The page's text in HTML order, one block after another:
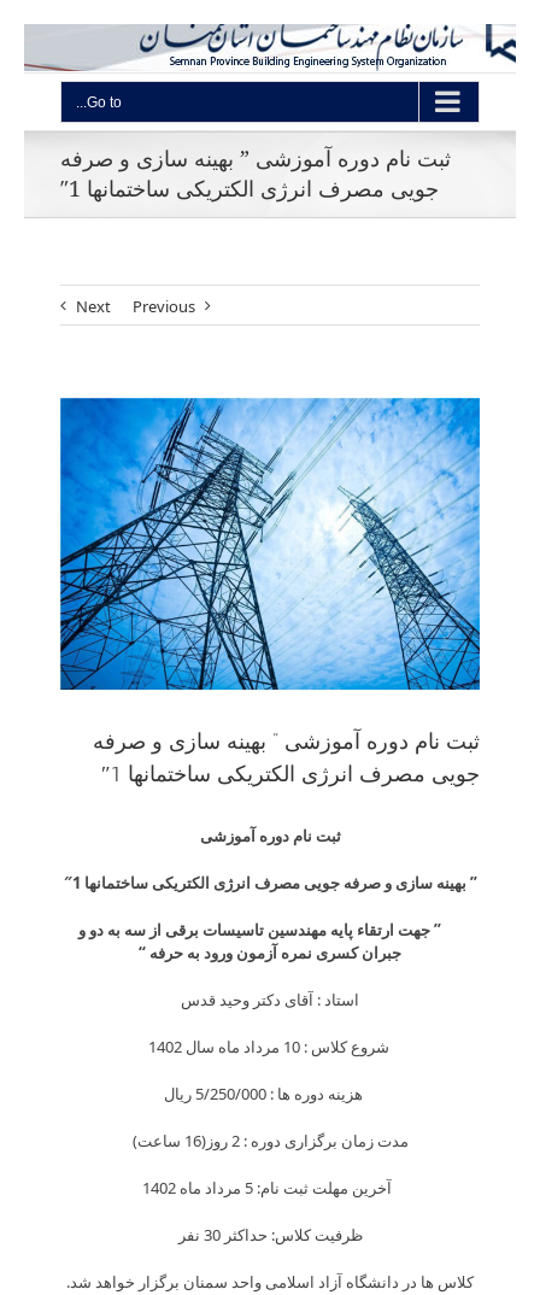
Go to...
ثبت نام دوره آموزشی ” بهینه سازی و صرفه
جویی مصرف انرژی الکتریکی ساختمانها 1″
Previous
Next
View
Larger
Image
ثبت نام دوره آموزشی ” بهینه سازی و صرفه
جویی مصرف انرژی الکتریکی ساختمانها 1″
ثبت نام دوره آموزشی
” بهینه سازی و صرفه جویی مصرف انرژی الکتریکی ساختمانها 1″
” جهت ارتقاء پایه مهندسین تاسیسات برقی از سه به دو و
جبران کسری نمره آزمون ورود به حرفه “
استاد : آقای دکتر وحید قدس
شروع کلاس : 10 مرداد ماه سال 1402
هزینه دوره ها : 5/250/000 ريال
مدت زمان برگزاری دوره : 2 روز(16 ساعت)
آخرین مهلت ثبت نام: 5 مرداد ماه 1402
ظرفیت کلاس: حداکثر 30 نفر
کلاس ها در دانشگاه آزاد اسلامی واحد سمنان برگزار خواهد شد.